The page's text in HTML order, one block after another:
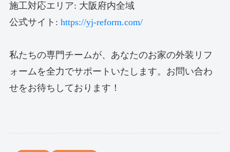
施工対応エリア: 大阪府内全域
公式サイト: https://yj-reform.com/
私たちの専門チームが、あなたのお家の外装リフ
ォームを全力でサポートいたします。お問い合わ
せをお待ちしております！